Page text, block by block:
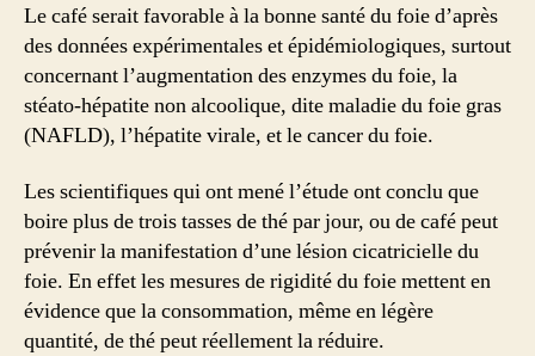
Le café serait favorable à la bonne santé du foie d’après
des données expérimentales et épidémiologiques, surtout
concernant l’augmentation des enzymes du foie, la
stéato-hépatite non alcoolique, dite maladie du foie gras
(NAFLD), l’hépatite virale, et le cancer du foie.
Les scientifiques qui ont mené l’étude ont conclu que
boire plus de trois tasses de thé par jour, ou de café peut
prévenir la manifestation d’une lésion cicatricielle du
foie. En effet les mesures de rigidité du foie mettent en
évidence que la consommation, même en légère
quantité, de thé peut réellement la réduire.